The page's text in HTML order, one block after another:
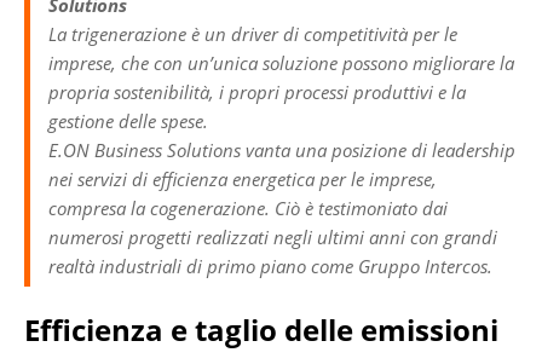
Solutions
La trigenerazione è un driver di competitività per le
imprese, che con un’unica soluzione possono migliorare la
propria sostenibilità, i propri processi produttivi e la
gestione delle spese.
E.ON Business Solutions vanta una posizione di leadership
nei servizi di efficienza energetica per le imprese,
compresa la cogenerazione. Ciò è testimoniato dai
numerosi progetti realizzati negli ultimi anni con grandi
realtà industriali di primo piano come Gruppo Intercos.
Efficienza e taglio delle emissioni